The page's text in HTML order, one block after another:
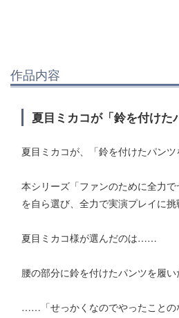
作品内容
夏目ミカコが「鈴を付けた
夏目ミカコが、「鈴を付けたパン
本シリーズ「ファンのために全力
を自ら選び、全力で実演プレイに
夏目ミカコ様が選んだのは……
腰の部分に鈴を付けたパンツを履
……「せっかくなのでやったことの